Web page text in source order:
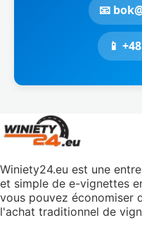
📧
📱
Winiety24.eu est une
et simple de e-vignettes
vous pouvez économiser
l'achat traditionnel de